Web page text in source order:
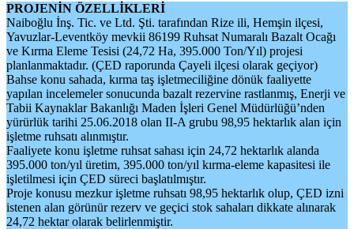
PROJENİN ÖZELLİKLERİ
Naiboğlu İnş. Tic. ve Ltd. Şti. tarafından Rize ili, Hemşin ilçesi,
Yavuzlar-Leventköy mevkii 86199 Ruhsat Numaralı Bazalt Ocağı
ve Kırma Eleme Tesisi (24,72 Ha, 395.000 Ton/Yıl) projesi
planlanmaktadır. (ÇED raporunda Çayeli ilçesi olarak geçiyor)
Bahse konu sahada, kırma taş işletmeciliğine dönük faaliyette
yapılan incelemeler sonucunda bazalt rezervine rastlanmış, Enerji ve
Tabii Kaynaklar Bakanlığı Maden İşleri Genel Müdürlüğü’nden
yürürlük tarihi 25.06.2018 olan II-A grubu 98,95 hektarlık alan için
işletme ruhsatı alınmıştır.
Faaliyete konu işletme ruhsat sahası için 24,72 hektarlık alanda
395.000 ton/yıl üretim, 395.000 ton/yıl kırma-eleme kapasitesi ile
işletilmesi için ÇED süreci başlatılmıştır.
Proje konusu mezkur işletme ruhsatı 98,95 hektarlık olup, ÇED izni
istenen alan görünür rezerv ve geçici stok sahaları dikkate alınarak
24,72 hektar olarak belirlenmiştir.